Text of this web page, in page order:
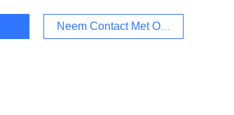
Neem Contact Met Ons Op